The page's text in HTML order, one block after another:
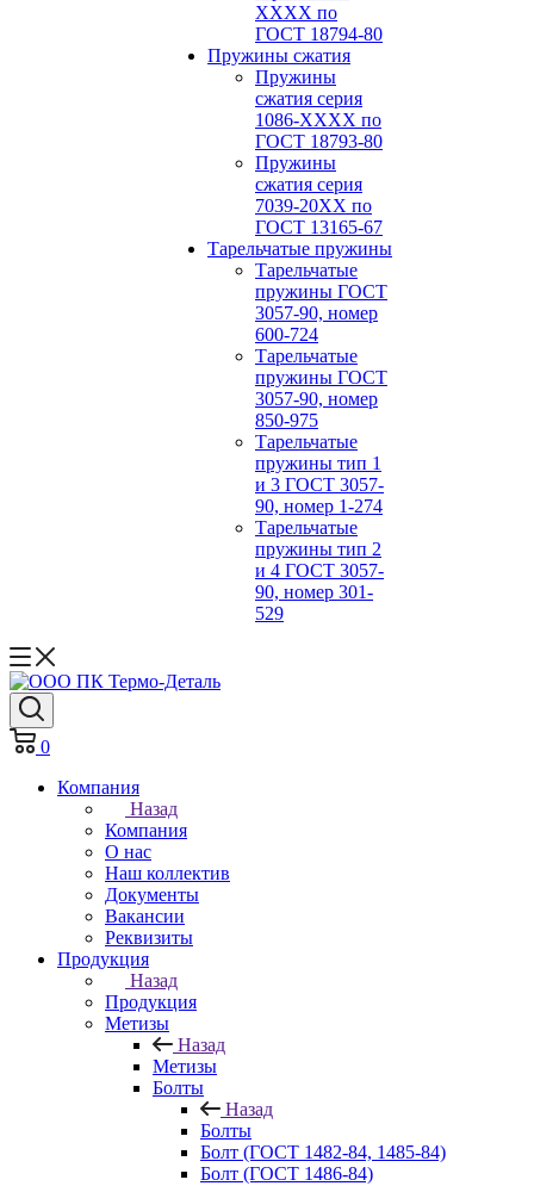
ХХХХ по
ГОСТ 18794‑80
Пружины сжатия
Пружины
сжатия серия
1086-ХХХХ по
ГОСТ 18793‑80
Пружины
сжатия серия
7039-20ХХ по
ГОСТ 13165‑67
Тарельчатые пружины
Тарельчатые
пружины ГОСТ
3057-90, номер
600-724
Тарельчатые
пружины ГОСТ
3057-90, номер
850-975
Тарельчатые
пружины тип 1
и 3 ГОСТ 3057-
90, номер 1-274
Тарельчатые
пружины тип 2
и 4 ГОСТ 3057-
90, номер 301-
529
0
Компания
Назад
Компания
О нас
Наш коллектив
Документы
Вакансии
Реквизиты
Продукция
Назад
Продукция
Метизы
Назад
Метизы
Болты
Назад
Болты
Болт (ГОСТ 1482-84, 1485-84)
Болт (ГОСТ 1486-84)